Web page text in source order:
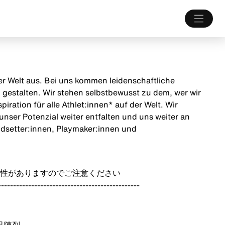
Welt aus. Bei uns kommen leidenschaftliche
Wir stehen selbstbewusst zu dem, wer wir
für alle Athlet:innen* auf der Welt. Wir
Potenzial weiter entfalten und uns weiter an
Playmaker:innen und
がありますのでご注意ください